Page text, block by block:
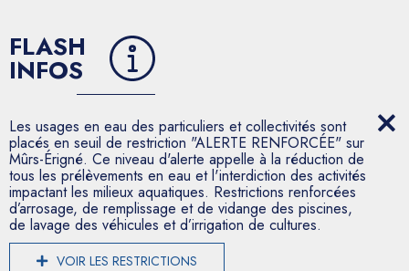
FLASH
INFOS
Les usages en eau des particuliers et collectivités sont
placés en seuil de restriction "ALERTE RENFORCÉE" sur
Mûrs-Érigné. Ce niveau d'alerte appelle à la réduction de
tous les prélèvements en eau et l'interdiction des activités
impactant les milieux aquatiques. Restrictions renforcées
d’arrosage, de remplissage et de vidange des piscines,
de lavage des véhicules et d’irrigation de cultures.
VOIR LES RESTRICTIONS